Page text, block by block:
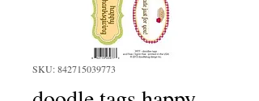
SKU: 842715039773